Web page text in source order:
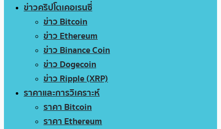
ข่าวคริปโตเคอเรนซี่
ข่าว Bitcoin
ข่าว Ethereum
ข่าว Binance Coin
ข่าว Dogecoin
ข่าว Ripple (XRP)
ราคาและการวิเคราะห์
ราคา Bitcoin
ราคา Ethereum